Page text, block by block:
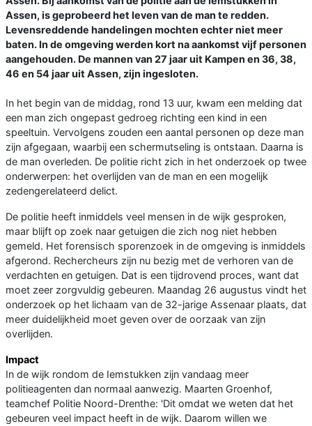
Assen, is geprobeerd het leven van de man te redden.
Levensreddende handelingen mochten echter niet meer
baten. In de omgeving werden kort na aankomst vijf personen
aangehouden. De mannen van 27 jaar uit Kampen en 36, 38,
46 en 54 jaar uit Assen, zijn ingesloten.
In het begin van de middag, rond 13 uur, kwam een melding dat
een man zich ongepast gedroeg richting een kind in een
speeltuin. Vervolgens zouden een aantal personen op deze man
zijn afgegaan, waarbij een schermutseling is ontstaan. Daarna is
de man overleden. De politie richt zich in het onderzoek op twee
onderwerpen: het overlijden van de man en een mogelijk
zedengerelateerd delict.
De politie heeft inmiddels veel mensen in de wijk gesproken,
maar blijft op zoek naar getuigen die zich nog niet hebben
gemeld. Het forensisch sporenzoek in de omgeving is inmiddels
afgerond. Rechercheurs zijn nu bezig met de verhoren van de
verdachten en getuigen. Dat is een tijdrovend proces, want dat
moet zeer zorgvuldig gebeuren. Maandag 26 augustus vindt het
onderzoek op het lichaam van de 32-jarige Assenaar plaats, dat
meer duidelijkheid moet geven over de oorzaak van zijn
overlijden.
Impact
In de wijk rondom de Iemstukken zijn vandaag meer
politieagenten dan normaal aanwezig. Maarten Groenhof,
teamchef Politie Noord-Drenthe: 'Dit omdat we weten dat het
gebeuren veel impact heeft in de wijk. Daarom willen we